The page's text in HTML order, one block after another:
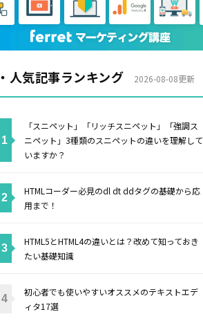
・人気記事ランキング 2026-08-08更新
「スニペット」「リッチスニペット」「強調ス
ニペット」3種類のスニペットの違いを理解して
いますか？
HTMLコーダー必見のdl dt ddタグの基礎から応
用まで！
HTML5とHTML4の違いとは？改めて知っておき
たい基礎知識
初心者でも使いやすいオススメのテキストエデ
ィタ17選